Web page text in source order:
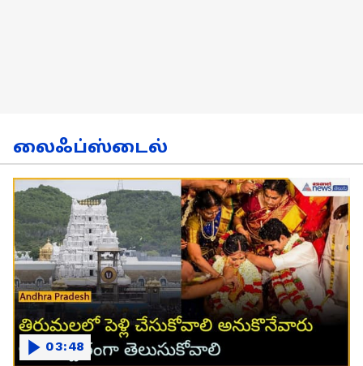
லைஃப்ஸ்டைல்
03:48